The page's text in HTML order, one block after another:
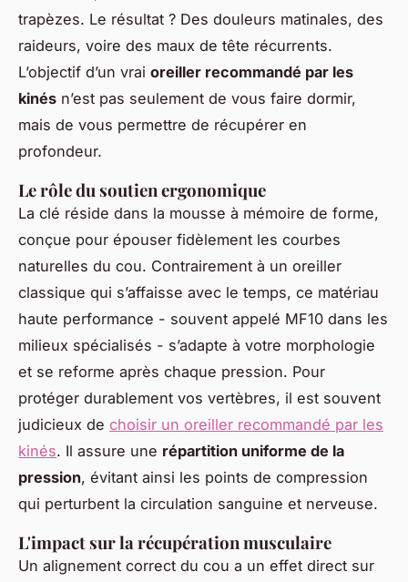
trapèzes. Le résultat ? Des douleurs matinales, des
raideurs, voire des maux de tête récurrents.
L’objectif d’un vrai oreiller recommandé par les
kinés n’est pas seulement de vous faire dormir,
mais de vous permettre de récupérer en
profondeur.
Le rôle du soutien ergonomique
La clé réside dans la mousse à mémoire de forme,
conçue pour épouser fidèlement les courbes
naturelles du cou. Contrairement à un oreiller
classique qui s’affaisse avec le temps, ce matériau
haute performance - souvent appelé MF10 dans les
milieux spécialisés - s’adapte à votre morphologie
et se reforme après chaque pression. Pour
protéger durablement vos vertèbres, il est souvent
judicieux de choisir un oreiller recommandé par les
kinés. Il assure une répartition uniforme de la
pression, évitant ainsi les points de compression
qui perturbent la circulation sanguine et nerveuse.
L'impact sur la récupération musculaire
Un alignement correct du cou a un effet direct sur